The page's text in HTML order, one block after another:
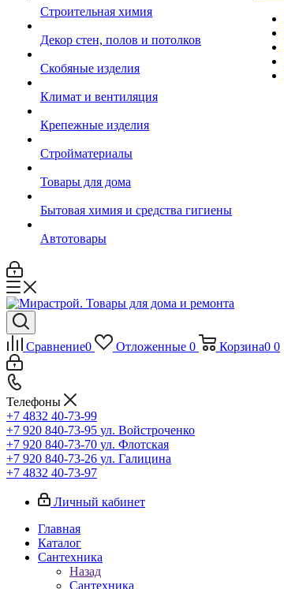
Строительная химия
Декор стен, полов и потолков
Скобяные изделия
Климат и вентиляция
Крепежные изделия
Стройматериалы
Товары для дома
Бытовая химия и средства гигиены
Автотовары
Сравнение0 Отложенные 0 Корзина0 0
Телефоны
+7 4832 40-73-99
+7 920 840-73-95 ул. Войстроченко
+7 920 840-73-70 ул. Флотская
+7 920 840-73-26 ул. Галицина
+7 4832 40-73-97
Личный кабинет
Главная
Каталог
Сантехника
Назад
Сантехника